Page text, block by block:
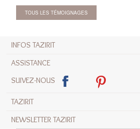
TOUS LES TÉMOIGNAGES
INFOS TAZIRIT
ASSISTANCE
SUIVEZ-NOUS
TAZIRIT
NEWSLETTER TAZIRIT